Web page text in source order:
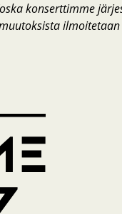
konserttimme
ilmoitetaan